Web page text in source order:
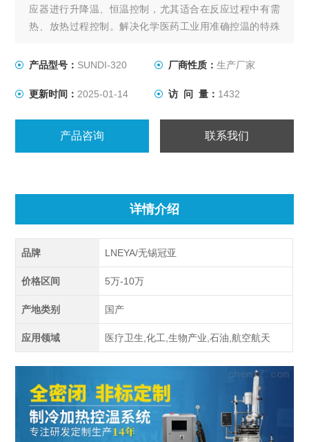
应器进行升降温、恒温控制，尤其适合在反应过程中有需
热、放热过程控制。解决化学医药工业用准确控温的特殊
程的加热及冷却、恒温系统。
产品型号： SUNDI-320 厂商性质： 生产厂家
更新时间： 2025-01-14 访 问 量： 1432
产品咨询 联系我们
详情介绍
品牌 LNEYA/无锡冠亚
价格区间 5万-10万
产地类别 国产
应用领域 医疗卫生,化工,生物产业,石油,航空航天